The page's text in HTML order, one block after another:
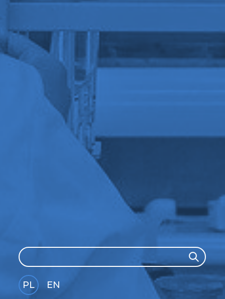
Search Search
PL
EN